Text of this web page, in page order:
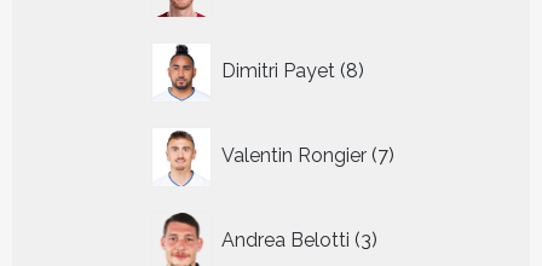
Dimitri Payet 8
producten
Valentin Rongier 7
producten
Andrea Belotti 3
producten